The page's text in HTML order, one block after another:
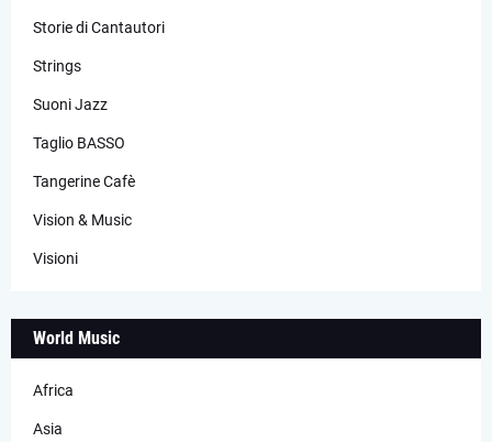
Storie di Cantautori
Strings
Suoni Jazz
Taglio BASSO
Tangerine Cafè
Vision & Music
Visioni
World Music
Africa
Asia